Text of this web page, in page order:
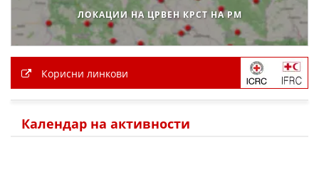
ПОСТЕРИ
ПРЕЗЕНТАЦИИ
ЛОКАЦИИ НА ЦРВЕН КРСТ НА РМ
Корисни линкови
Календар на активности